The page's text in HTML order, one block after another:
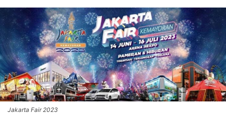
Jakarta Fair 2023